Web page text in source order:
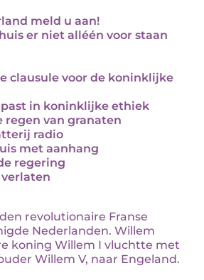
meld u aan!
er niet alléén voor staan
clausule voor de koninklijke
past in koninklijke ethiek
regen van granaten
radio
met aanhang
regering
revolutionaire Franse
Nederlanden. Willem
koning Willem I vluchtte met
Willem V, naar Engeland.